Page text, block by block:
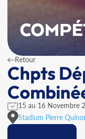
Retour
Chpts
15 au 16 Novembre
Stadium Pierre